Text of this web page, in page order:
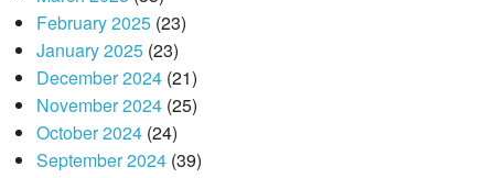
February 2025(23)
January 2025(23)
December 2024(21)
November 2024(25)
October 2024(24)
September 2024(39)